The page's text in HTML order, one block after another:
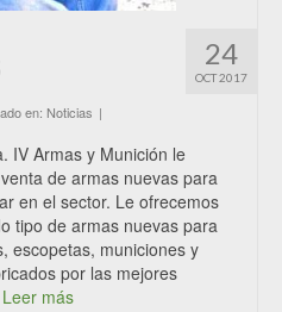
24
OCT 2017
en: Noticias |
IV Armas y Munición le
de armas nuevas para
en el sector. Le ofrecemos
tipo de armas nuevas para
escopetas, municiones y
por las mejores
Leer más